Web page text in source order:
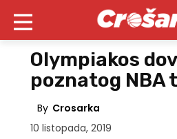
Olympiakos
poznatog NBA
By Crosarka
10 listopada, 2019